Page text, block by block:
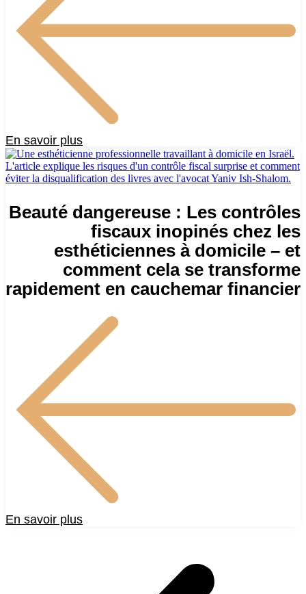
En savoir plus
Beauté dangereuse : Les contrôles
fiscaux inopinés chez les
esthéticiennes à domicile – et
comment cela se transforme
rapidement en cauchemar financier
En savoir plus